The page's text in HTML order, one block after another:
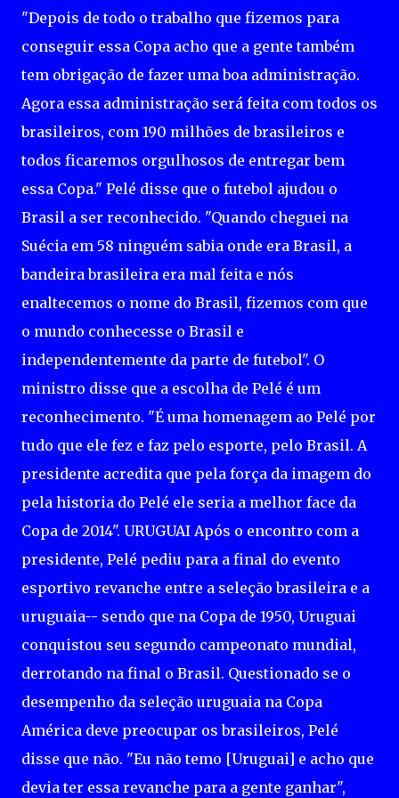
"Depois de todo o trabalho que fizemos para
conseguir essa Copa acho que a gente também
tem obrigação de fazer uma boa administração.
Agora essa administração será feita com todos os
brasileiros, com 190 milhões de brasileiros e
todos ficaremos orgulhosos de entregar bem
essa Copa." Pelé disse que o futebol ajudou o
Brasil a ser reconhecido. "Quando cheguei na
Suécia em 58 ninguém sabia onde era Brasil, a
bandeira brasileira era mal feita e nós
enaltecemos o nome do Brasil, fizemos com que
o mundo conhecesse o Brasil e
independentemente da parte de futebol". O
ministro disse que a escolha de Pelé é um
reconhecimento. "É uma homenagem ao Pelé por
tudo que ele fez e faz pelo esporte, pelo Brasil. A
presidente acredita que pela força da imagem do
pela historia do Pelé ele seria a melhor face da
Copa de 2014". URUGUAI Após o encontro com a
presidente, Pelé pediu para a final do evento
esportivo revanche entre a seleção brasileira e a
uruguaia-- sendo que na Copa de 1950, Uruguai
conquistou seu segundo campeonato mundial,
derrotando na final o Brasil. Questionado se o
desempenho da seleção uruguaia na Copa
América deve preocupar os brasileiros, Pelé
disse que não. "Eu não temo [Uruguai] e acho que
devia ter essa revanche para a gente ganhar",